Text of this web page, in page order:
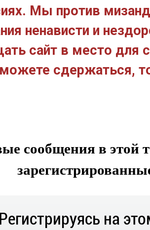
Мы против
ненависти и
сайт в место для
сдержаться,
сообщения в этой
Регистрируясь на